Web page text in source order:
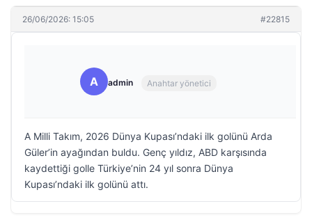
26/06/2026: 15:05 #22815
A admin Anahtar yönetici
A Milli Takım, 2026 Dünya Kupası’ndaki ilk golünü Arda
Güler’in ayağından buldu. Genç yıldız, ABD karşısında
kaydettiği golle Türkiye’nin 24 yıl sonra Dünya
Kupası’ndaki ilk golünü attı.